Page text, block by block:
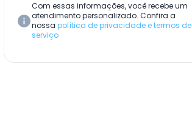
Com essas informações, você recebe um
atendimento personalizado. Confira a
nossa política de privacidade e termos de
serviço